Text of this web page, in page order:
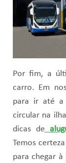
Por fim, a
carro. Em
para ir até a
circular na
dicas de
Temos
para chegar